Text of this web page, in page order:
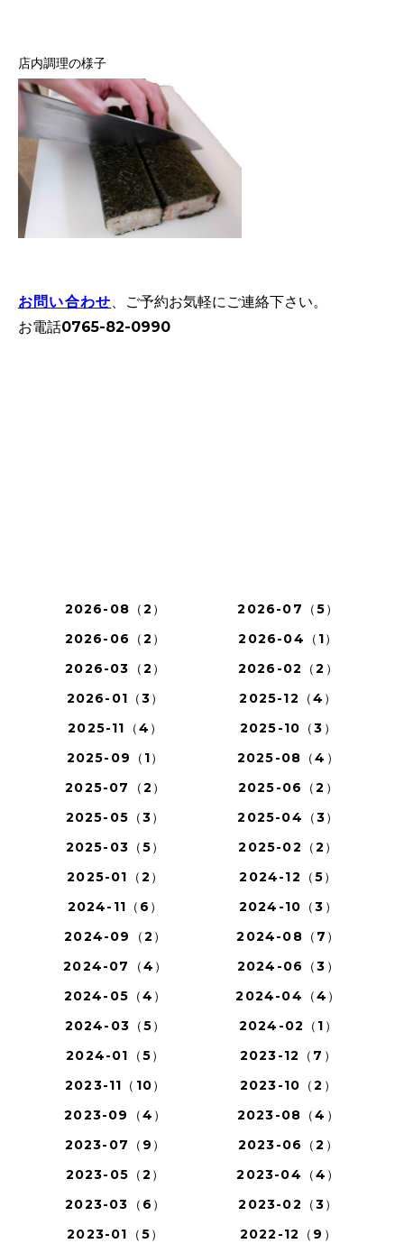
店内調理の様子
お問い合わせ、ご予約お気軽にご連絡下さい。
お電話0765-82-0990
2026-08（2）
2026-07（5）
2026-06（2）
2026-04（1）
2026-03（2）
2026-02（2）
2026-01（3）
2025-12（4）
2025-11（4）
2025-10（3）
2025-09（1）
2025-08（4）
2025-07（2）
2025-06（2）
2025-05（3）
2025-04（3）
2025-03（5）
2025-02（2）
2025-01（2）
2024-12（5）
2024-11（6）
2024-10（3）
2024-09（2）
2024-08（7）
2024-07（4）
2024-06（3）
2024-05（4）
2024-04（4）
2024-03（5）
2024-02（1）
2024-01（5）
2023-12（7）
2023-11（10）
2023-10（2）
2023-09（4）
2023-08（4）
2023-07（9）
2023-06（2）
2023-05（2）
2023-04（4）
2023-03（6）
2023-02（3）
2023-01（5）
2022-12（9）